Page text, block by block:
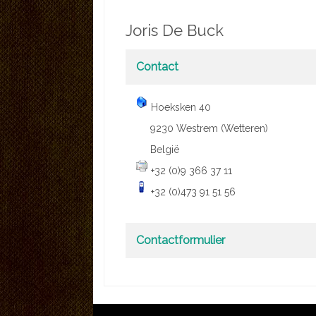
Joris De Buck
Contact
Hoeksken 40
9230 Westrem (Wetteren)
België
+32 (0)9 366 37 11
+32 (0)473 91 51 56
Contactformulier